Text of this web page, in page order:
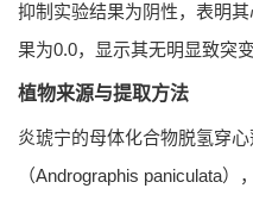
抑制实验结果为阴性，表明
果为0.0，显示其无明显致突
植物来源与提取方法
炎琥宁的母体化合物脱氢穿
（Andrographis paniculata